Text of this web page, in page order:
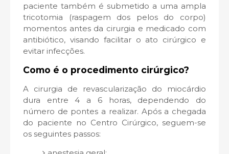
paciente também é submetido a uma ampla
tricotomia (raspagem dos pelos do corpo)
momentos antes da cirurgia e medicado com
antibiótico, visando facilitar o ato cirúrgico e
evitar infecções.
Como é o procedimento cirúrgico?
A cirurgia de revascularização do miocárdio
dura entre 4 a 6 horas, dependendo do
número de pontes a realizar. Após a chegada
do paciente no Centro Cirúrgico, seguem-se
os seguintes passos: